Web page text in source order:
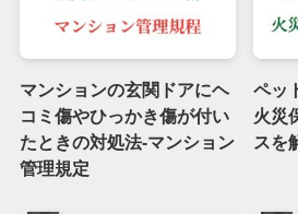
マンションの玄関ドアにヘ
コミ傷やひっかき傷が付い
たときの対処法-マンション
管理規定
ペッ
火災
スを